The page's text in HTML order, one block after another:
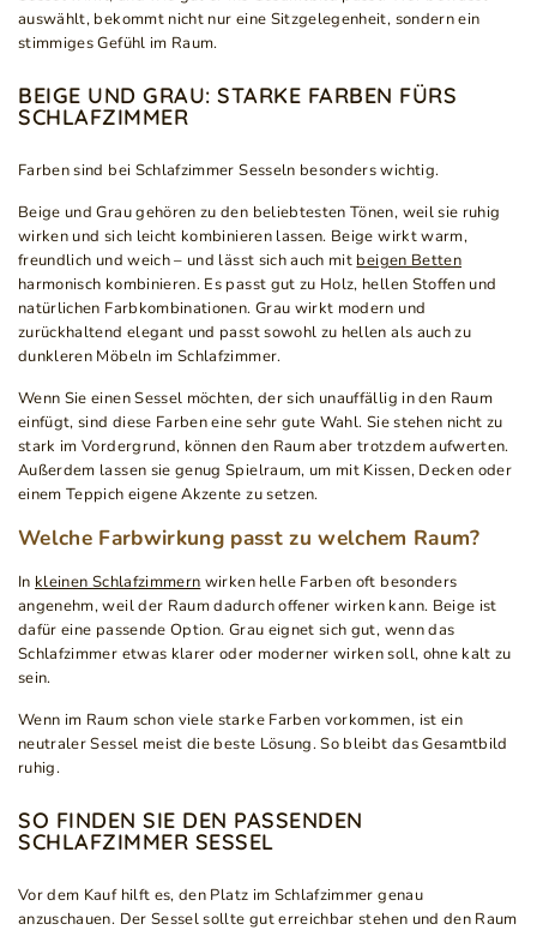
auswählt, bekommt nicht nur eine Sitzgelegenheit, sondern ein
stimmiges Gefühl im Raum.
BEIGE UND GRAU: STARKE FARBEN FÜRS
SCHLAFZIMMER
Farben sind bei Schlafzimmer Sesseln besonders wichtig.
Beige und Grau gehören zu den beliebtesten Tönen, weil sie ruhig
wirken und sich leicht kombinieren lassen. Beige wirkt warm,
freundlich und weich – und lässt sich auch mit beigen Betten
harmonisch kombinieren. Es passt gut zu Holz, hellen Stoffen und
natürlichen Farbkombinationen. Grau wirkt modern und
zurückhaltend elegant und passt sowohl zu hellen als auch zu
dunkleren Möbeln im Schlafzimmer.
Wenn Sie einen Sessel möchten, der sich unauffällig in den Raum
einfügt, sind diese Farben eine sehr gute Wahl. Sie stehen nicht zu
stark im Vordergrund, können den Raum aber trotzdem aufwerten.
Außerdem lassen sie genug Spielraum, um mit Kissen, Decken oder
einem Teppich eigene Akzente zu setzen.
Welche Farbwirkung passt zu welchem Raum?
In kleinen Schlafzimmern wirken helle Farben oft besonders
angenehm, weil der Raum dadurch offener wirken kann. Beige ist
dafür eine passende Option. Grau eignet sich gut, wenn das
Schlafzimmer etwas klarer oder moderner wirken soll, ohne kalt zu
sein.
Wenn im Raum schon viele starke Farben vorkommen, ist ein
neutraler Sessel meist die beste Lösung. So bleibt das Gesamtbild
ruhig.
SO FINDEN SIE DEN PASSENDEN
SCHLAFZIMMER SESSEL
Vor dem Kauf hilft es, den Platz im Schlafzimmer genau
anzuschauen. Der Sessel sollte gut erreichbar stehen und den Raum